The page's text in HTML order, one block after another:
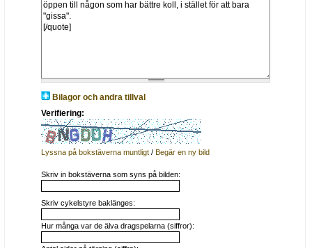
Bilagor och andra tillval
Verifiering:
Lyssna på bokstäverna muntligt /Begär en ny bild
Skriv in bokstäverna som syns på bilden:
Skriv cykelstyre baklänges:
Hur många var de älva dragspelarna (siffror):